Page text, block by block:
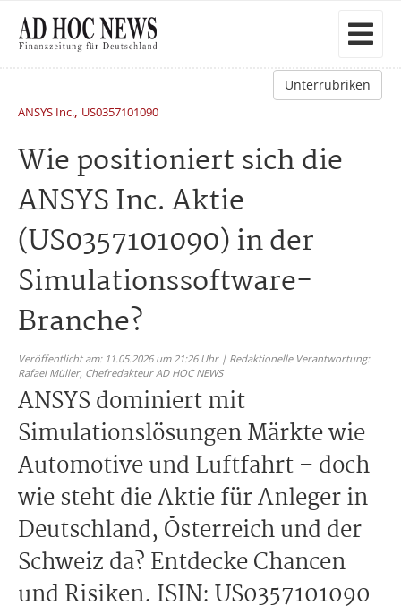
Unterrubriken
ANSYS Inc., US0357101090
Wie positioniert sich die
ANSYS Inc. Aktie
(US0357101090) in der
Simulationssoftware-
Branche?
Veröffentlicht am: 11.05.2026 um 21:26 Uhr | Redaktionelle Verantwortung:
Rafael Müller, Chefredakteur AD HOC NEWS
ANSYS dominiert mit
Simulationslösungen Märkte wie
Automotive und Luftfahrt – doch
wie steht die Aktie für Anleger in
Deutschland, Österreich und der
Schweiz da? Entdecke Chancen
und Risiken. ISIN: US0357101090